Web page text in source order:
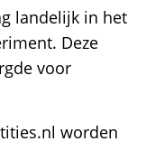
landelijk in het
Deze
voor
worden